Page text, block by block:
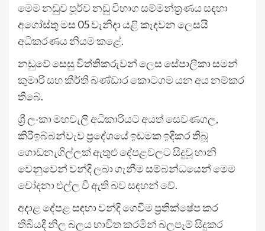
මෙම නඩුව පූර්ව නඩු විභාග සම්මන්ත්‍රණය සඳහා
අගෝස්තු මස 05 වැනිදා යළි කැඳවන ලෙසයි
අධිකරණය නියම කළේ.
නඩුවේ සෙසු විත්තිකරුවන් ලෙස සේපාලිකා සමන්
කුමාරි සහ කීර්ති බණ්ඩාර කොටගම යන අය නම්කර
තිබේ.
ශ්‍රී ලංකා මහවැලි අධිකාරියට අයත් සෙවණගල,
කිරිඉබ්බන්වැව ප්‍රදේශයේ ඉඩමක ඉදිකර තිබූ
ගොඩනැගිල්ලක් ඇතුළු දේපළවලට සිදුවූ හානි
වෙනුවෙන් වන්දි ලබා ගැනීම සම්බන්ධයෙන් මෙම
චෝදනා එල්ල වී ඇති බව සඳහන් වේ.
අදාළ දේපළ සඳහා වන්දි ගෙවීම ප්‍රතික්ෂේප කර
තිබියදී නිල බලය භාවිත කරමින් බලපෑම් සිදුකර